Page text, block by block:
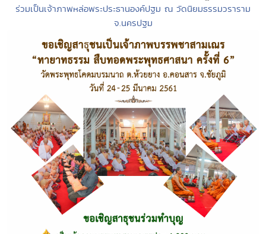
ร่วมเป็นเจ้าภาพหล่อพระประธานองค์ปฐม ณ วัดนิยมธรรมวราราม
จ.นครปฐม